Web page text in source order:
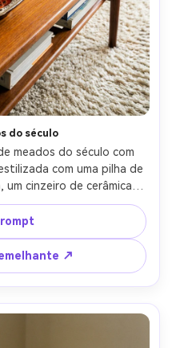
do século
meados do século com
com uma pilha de
um cinzeiro de cerâmica
de vidro laranja e uma
estilo estúdio brilhante,
A7IV, 50mm, f/2.8, foco
vibrantes, mas de bom
fotorealista-AR 4:5
↗
com
→